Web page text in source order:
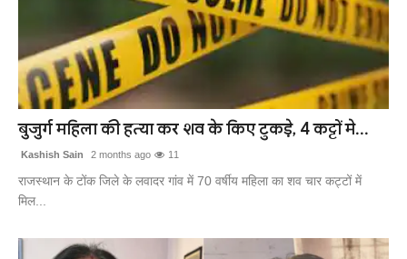
बुजुर्ग महिला की हत्या कर शव के किए टुकड़े, 4 कट्टों मे...
Kashish Sain 2 months ago 11
राजस्थान के टोंक जिले के लवादर गांव में 70 वर्षीय महिला का शव चार कट्टों में
मिल...